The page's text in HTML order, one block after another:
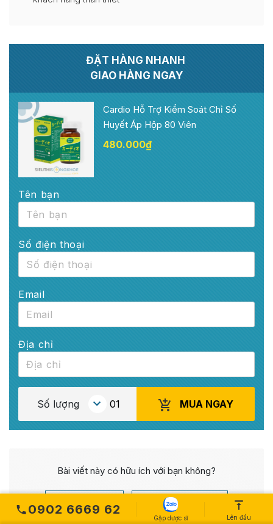
ĐẶT HÀNG NHANH
GIAO HÀNG NGAY
Cardio Hỗ Trợ Kiểm Soát Chỉ Số
Huyết Áp Hộp 80 Viên
480.000₫
Tên bạn
Số điện thoại
Email
Địa chỉ
Số lượng MUA NGAY
Bài viết này có hữu ích với bạn không?
Có hữu ích Không hữu ích
0902 6669 62
Gặp dược sĩ Lên đầu